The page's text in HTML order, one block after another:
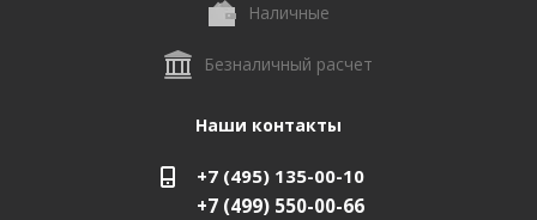
Наличные
Безналичный расчет
Наши контакты
+7 (495) 135-00-10
+7 (499) 550-00-66